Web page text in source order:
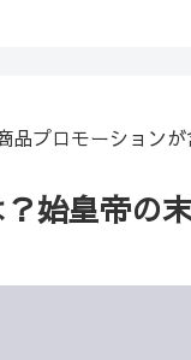
品プロモーションが
始皇帝の